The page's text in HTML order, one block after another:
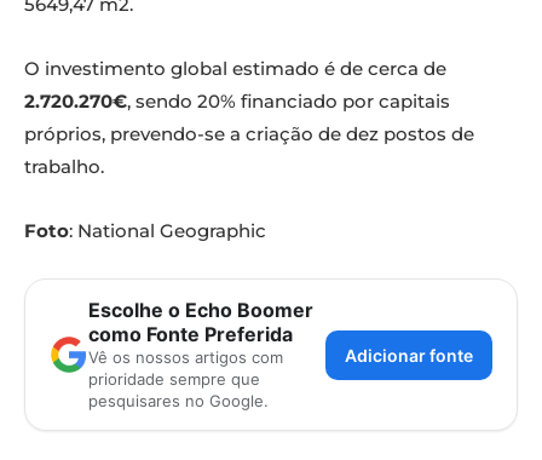
O investimento global estimado é de cerca de
2.720.270€, sendo 20% financiado por capitais
próprios, prevendo-se a criação de dez postos de
trabalho.
Foto: National Geographic
Escolhe o Echo Boomer
como Fonte Preferida
Vê os nossos artigos com
prioridade sempre que
pesquisares no Google.
Adicionar fonte